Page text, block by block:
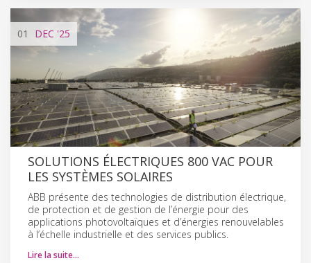
01 DEC '25
SOLUTIONS ÉLECTRIQUES 800 VAC POUR
LES SYSTÈMES SOLAIRES
ABB présente des technologies de distribution électrique,
de protection et de gestion de l’énergie pour des
applications photovoltaïques et d’énergies renouvelables
à l’échelle industrielle et des services publics.
Lire la suite…